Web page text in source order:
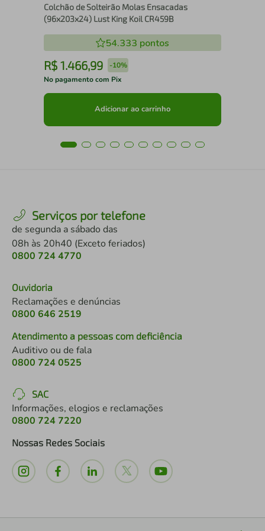
Colchão de Solteirão Molas Ensacadas
(96x203x24) Lust King Koil CR459B
54.333 pontos
R$ 1.466,99 -10%
No pagamento com Pix
Adicionar ao carrinho
Serviços por telefone
de segunda a sábado das
08h às 20h40 (Exceto feriados)
0800 724 4770
Ouvidoria
Reclamações e denúncias
0800 646 2519
Atendimento a pessoas com deficiência
Auditivo ou de fala
0800 724 0525
SAC
Informações, elogios e reclamações
0800 724 7220
Nossas Redes Sociais